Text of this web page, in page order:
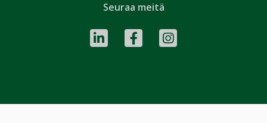
Seuraa meitä